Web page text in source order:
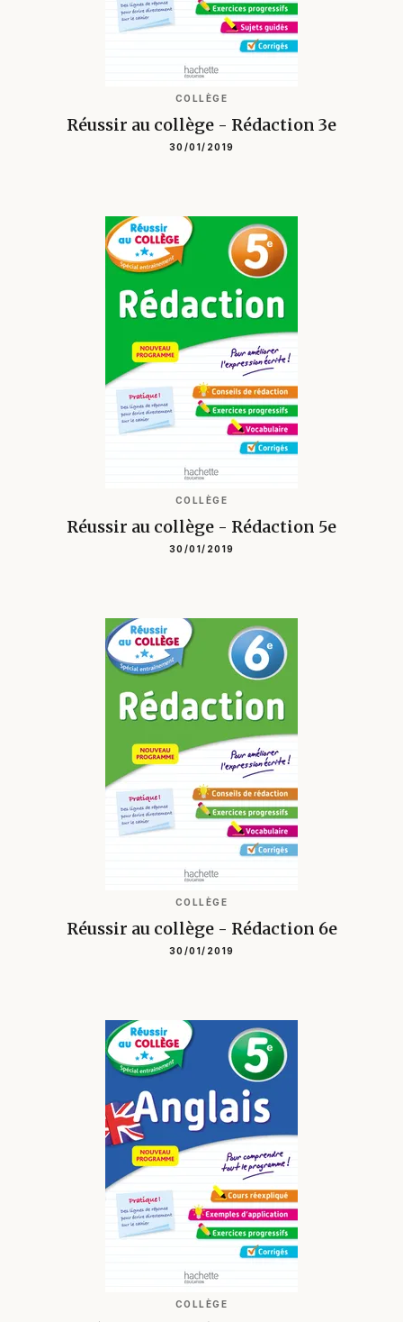
COLLÈGE
Réussir au collège - Rédaction 3e
30/01/2019
COLLÈGE
Réussir au collège - Rédaction 5e
30/01/2019
COLLÈGE
Réussir au collège - Rédaction 6e
30/01/2019
COLLÈGE